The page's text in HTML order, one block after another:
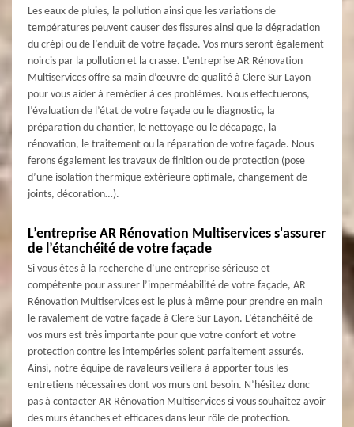
Les eaux de pluies, la pollution ainsi que les variations de
températures peuvent causer des fissures ainsi que la dégradation
du crépi ou de l’enduit de votre façade. Vos murs seront également
noircis par la pollution et la crasse. L’entreprise AR Rénovation
Multiservices offre sa main d’œuvre de qualité à Clere Sur Layon
pour vous aider à remédier à ces problèmes. Nous effectuerons,
l’évaluation de l’état de votre façade ou le diagnostic, la
préparation du chantier, le nettoyage ou le décapage, la
rénovation, le traitement ou la réparation de votre façade. Nous
ferons également les travaux de finition ou de protection (pose
d’une isolation thermique extérieure optimale, changement de
joints, décoration…).
L’entreprise AR Rénovation Multiservices s'assurer
de l’étanchéité de votre façade
Si vous êtes à la recherche d’une entreprise sérieuse et
compétente pour assurer l’imperméabilité de votre façade, AR
Rénovation Multiservices est le plus à même pour prendre en main
le ravalement de votre façade à Clere Sur Layon. L’étanchéité de
vos murs est très importante pour que votre confort et votre
protection contre les intempéries soient parfaitement assurés.
Ainsi, notre équipe de ravaleurs veillera à apporter tous les
entretiens nécessaires dont vos murs ont besoin. N’hésitez donc
pas à contacter AR Rénovation Multiservices si vous souhaitez avoir
des murs étanches et efficaces dans leur rôle de protection.